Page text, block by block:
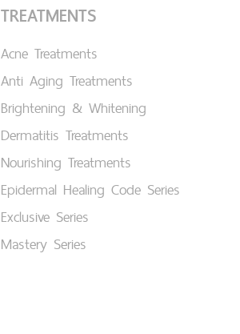
TREATMENTS
Acne Treatments
Anti Aging Treatments
Brightening & Whitening
Dermatitis Treatments
Nourishing Treatments
Epidermal Healing Code Series
Exclusive Series
Mastery Series